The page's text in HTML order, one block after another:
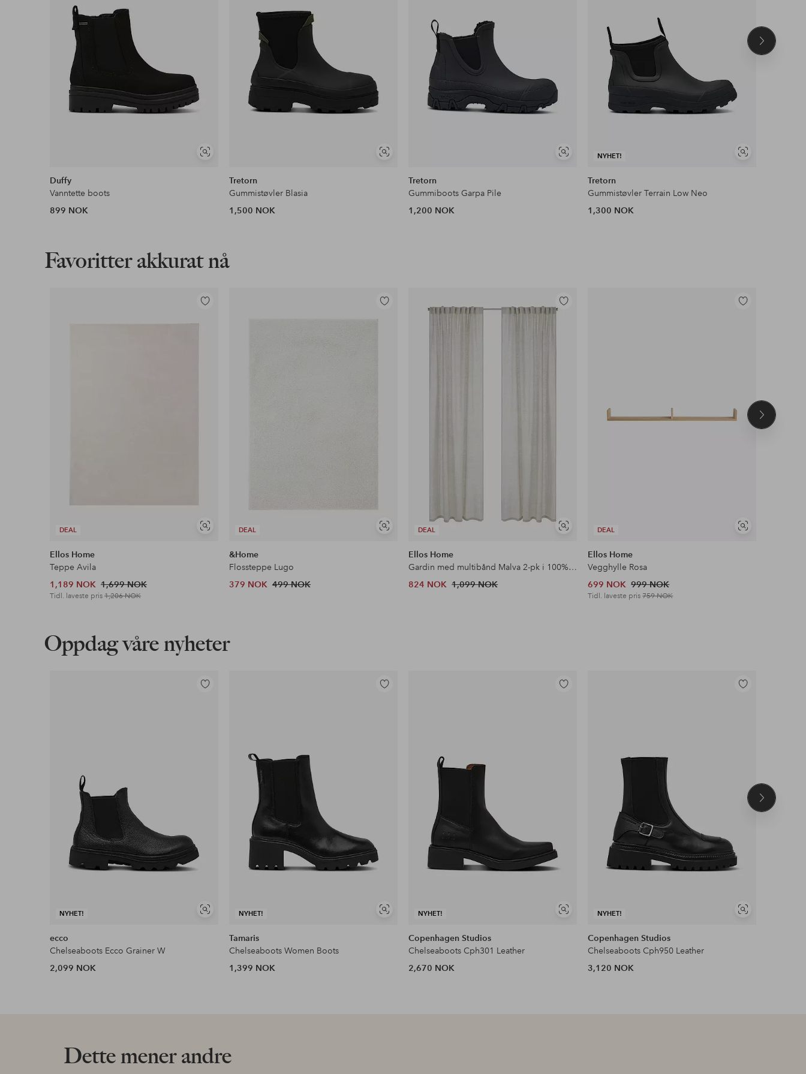
Våre mest fordelaktige betalingsmåter
Les mer
Vis
Duffy
Vanntette boots
899 NOK
Vis
Tretorn
Gummistøvler Blasia
1,500 NOK
Vis
Tretorn
Gummiboots Garpa Pile
1,200 NOK
NYHET!
Vis
Tretorn
Gummistøvler Terrain Low Neo
1,300 NOK
Neste
Favoritter akkurat nå
DEAL
Vis
Legg
Ellos Home
Teppe Avila
1,189 NOK 1,699 NOK
Tidl. laveste pris1,206 NOK
DEAL
Vis
Legg
til
&Home
Flossteppe Lugo
379 NOK 499 NOK
DEAL
Vis
Legg
Ellos Home
Gardin med multibånd Malva 2-pk i 100% lin
824 NOK 1,099 NOK
DEAL
Vis
Legg
Ellos Home
Vegghylle Rosa
699 NOK 999 NOK
Tidl. laveste pris759 NOK
Neste
Oppdag våre nyheter
NYHET!
Vis
Legg
ecco
Chelseaboots Ecco Grainer W
2,099 NOK
NYHET!
Vis
Legg
Tamaris
Chelseaboots Women Boots
1,399 NOK
NYHET!
Vis
Legg
Copenhagen Studios
Chelseaboots Cph301 Leather
2,670 NOK
NYHET!
Vis
Legg
Copenhagen Studios
Chelseaboots Cph950 Leather
3,120 NOK
Neste
Dette mener andre